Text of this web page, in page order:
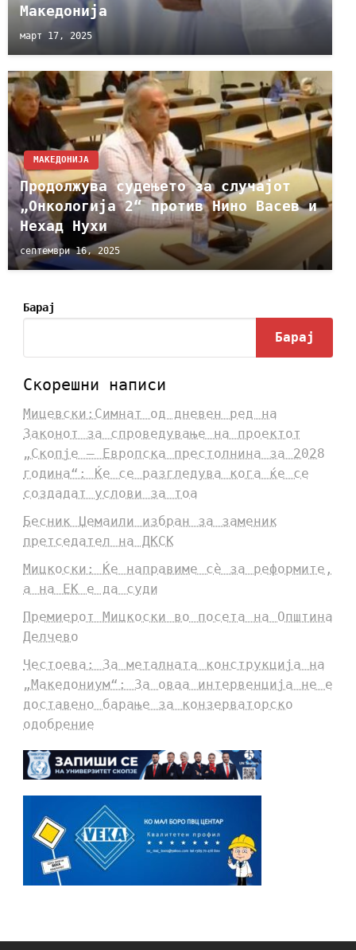
Македонија
март 17, 2025
МАКЕДОНИЈА
Продолжува судењето за случајот
„Онкологија 2“ против Нино Васев и
Нехад Нухи
септември 16, 2025
Барај
Барај
Скорешни написи
Мицевски:Симнат од дневен ред на
Законот за спроведување на проектот
„Скопје – Европска престолнина за 2028
година“: Ќе се разгледува кога ќе се
создадат услови за тоа
Бесник Џемаили избран за заменик
претседател на ДКСК
Мицкоски: Ќе направиме сè за реформите,
а на ЕК е да суди
Премиерот Мицкоски во посета на Општина
Делчево
Честоева: За металната конструкција на
„Македониум“: За оваа интервенција не е
доставено барање за конзерваторско
одобрение